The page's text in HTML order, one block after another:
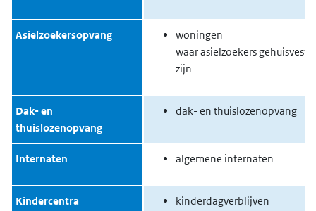
Asielzoekersopvang
woningen
waar asielzoekers gehuisvest
zijn
Dak- en
thuislozenopvang
dak- en thuislozenopvang
Internaten algemene internaten
Kindercentra kinderdagverblijven